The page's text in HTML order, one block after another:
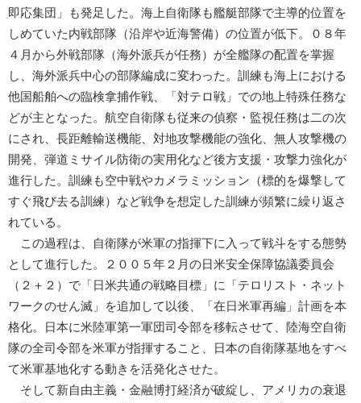
即応集団」も発足した。海上自衛隊も艦艇部隊で主導的位置を
しめていた内戦部隊（沿岸や近海警備）の位置が低下。０８年
４月から外戦部隊（海外派兵が任務）が全艦隊の配置を掌握
し、海外派兵中心の部隊編成に変わった。訓練も海上における
他国船舶への臨検拿捕作戦、「対テロ戦」での地上特殊任務な
どが主となった。航空自衛隊も従来の偵察・監視任務は二の次
にされ、長距離輸送機能、対地攻撃機能の強化、無人攻撃機の
開発、弾道ミサイル防衛の実用化など後方支援・攻撃力強化が
進行した。訓練も空中戦やカメラミッション（標的を爆撃して
すぐ飛び去る訓練）など戦争を想定した訓練が頻繁に繰り返さ
れている。
この過程は、自衛隊が米軍の指揮下に入って戦斗をする態勢
として進行した。２００５年２月の日米安全保障協議委員会
（２＋２）で「日米共通の戦略目標」に「テロリスト・ネット
ワークのせん滅」を追加して以後、「在日米軍再編」計画を本
格化。日本に米陸軍第一軍団司令部を移転させて、陸海空自衛
隊の全司令部を米軍が指揮すること、日本の自衛隊基地をすべ
て米軍基地化する動きを活発化させた。
そして新自由主義・金融博打経済が破綻し、アメリカの衰退